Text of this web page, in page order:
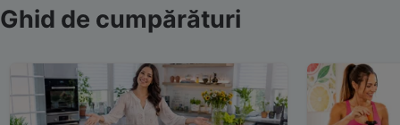
Ghid de cumpărături